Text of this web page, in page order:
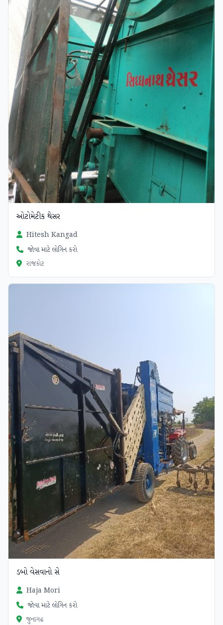
ઓટોમેટીક થેસર
Hitesh Kangad
જોવા માટે લોગિન કરો
રાજકોટ
ડબો વેસવાનો સે
Haja Mori
જોવા માટે લોગિન કરો
જુનાગઢ